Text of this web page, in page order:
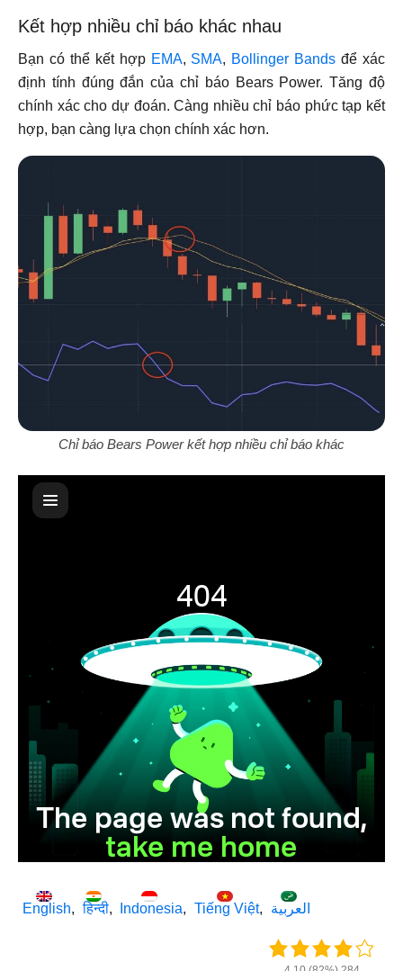
Kết hợp nhiều chỉ báo khác nhau
Bạn có thể kết hợp EMA, SMA, Bollinger Bands để xác
định tính đúng đắn của chỉ báo Bears Power. Tăng độ
chính xác cho dự đoán. Càng nhiều chỉ báo phức tạp kết
hợp, bạn càng lựa chọn chính xác hơn.
Chỉ báo Bears Power kết hợp nhiều chỉ báo khác
English हिन्दी Indonesia Tiếng Việt العربية